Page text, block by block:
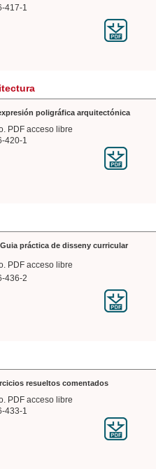
417-1
poligráfica arquitectónica
PDF acceso libre
420-1
práctica de disseny curricular
PDF acceso libre
436-2
resueltos comentados
PDF acceso libre
433-1